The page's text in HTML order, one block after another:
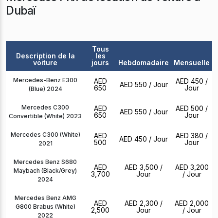
Dubaï
Description de la
voiture
Tous
les
jours
Hebdomadaire Mensuelle
Mercedes-Benz E300
(Blue) 2024
AED
650
AED 550 / Jour AED 450 /
Jour
Mercedes C300
Convertible (White) 2023
AED
650
AED 550 / Jour AED 500 /
Jour
Mercedes C300 (White)
2021
AED
500
AED 450 / Jour AED 380 /
Jour
Mercedes Benz S680
Maybach (Black/Grey)
2024
AED
3,700
AED 3,500 /
Jour
AED 3,200
/ Jour
Mercedes Benz AMG
G800 Brabus (White)
2022
AED
2,500
AED 2,300 /
Jour
AED 2,000
/ Jour